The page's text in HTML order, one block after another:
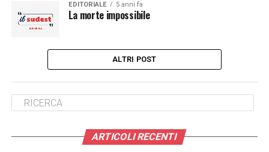
EDITORIALE 5 anni fa
La morte impossibile
ALTRI POST
ARTICOLI RECENTI